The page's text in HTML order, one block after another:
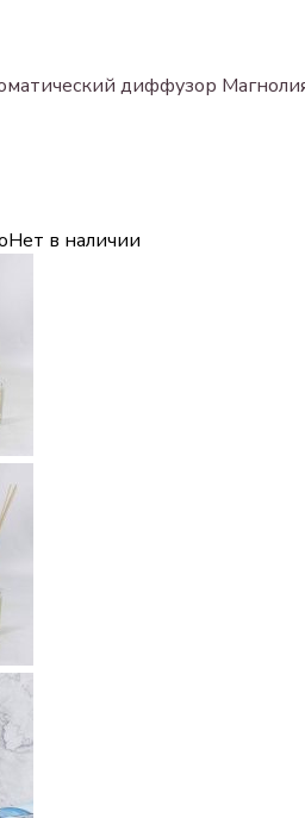
диффузор
Нет в наличии